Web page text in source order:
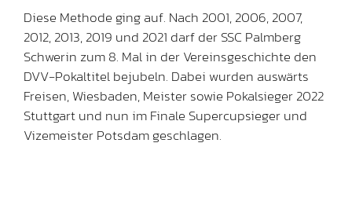
Diese Methode ging auf. Nach 2001, 2006, 2007,
2012, 2013, 2019 und 2021 darf der SSC Palmberg
Schwerin zum 8. Mal in der Vereinsgeschichte den
DVV-Pokaltitel bejubeln. Dabei wurden auswärts
Freisen, Wiesbaden, Meister sowie Pokalsieger 2022
Stuttgart und nun im Finale Supercupsieger und
Vizemeister Potsdam geschlagen.